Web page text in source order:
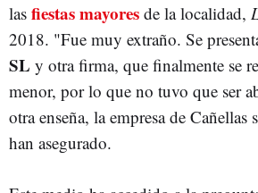
las fiestas mayores de la localidad,
2018. "Fue muy extraño. Se
SL y otra firma, que finalmente se
menor, por lo que no tuvo que ser
otra enseña, la empresa de Cañellas
han asegurado.